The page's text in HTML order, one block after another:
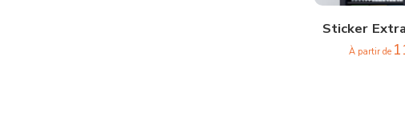
Sticker
À partir de